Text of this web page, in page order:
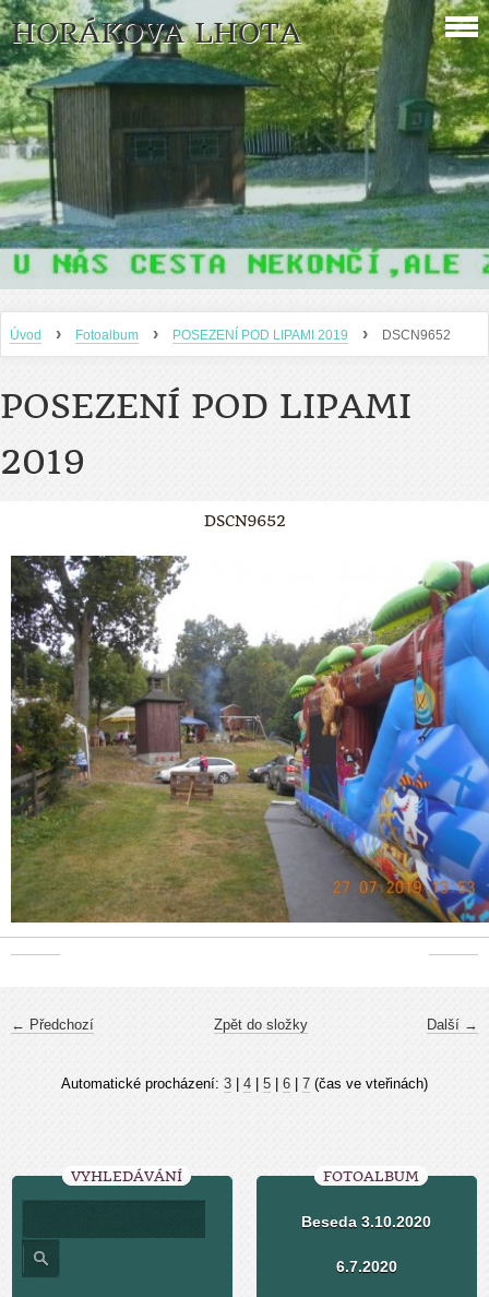
HORÁKOVA LHOTA
Úvod › Fotoalbum › POSEZENÍ POD LIPAMI 2019 › DSCN9652
POSEZENÍ POD LIPAMI
2019
DSCN9652
← Předchozí Další →
Zpět do složky
Automatické procházení: 3 4 5 6 7 (čas ve vteřinách)
VYHLEDÁVÁNÍ FOTOALBUM
Beseda 3.10.2020
6.7.2020